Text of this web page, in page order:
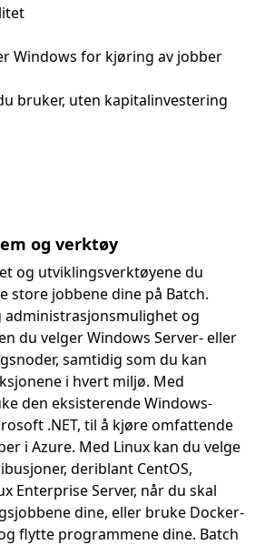
Windows for kjøring av jobber
bruker, uten kapitalinvestering
og verktøy
og utviklingsverktøyene du
store jobbene dine på Batch.
administrasjonsmulighet og
du velger Windows Server- eller
samtidig som du kan
i hvert miljø. Med
den eksisterende Windows-
.NET, til å kjøre omfattende
i Azure. Med Linux kan du velge
deriblant CentOS,
Enterprise Server, når du skal
dine, eller bruke Docker-
flytte programmene dine. Batch